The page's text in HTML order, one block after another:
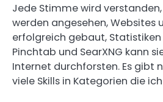
Jede Stimme wird
werden angesehen, Websites
erfolgreich gebaut,
Pinchtab und SearXNG kann
Internet durchforsten. Es gibt
viele Skills in Kategorien die